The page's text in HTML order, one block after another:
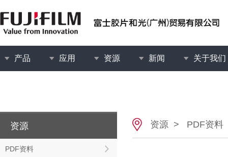
产品 应用 资源 新闻 关于我们
资源
PDF资料
资源 > PDF资料